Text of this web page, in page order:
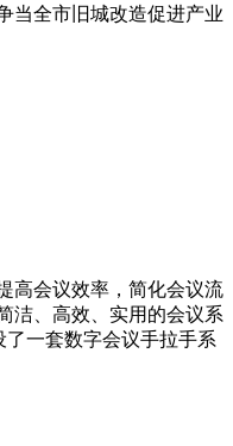
当全市旧城改造促进产业
高会议效率，简化会议流
洁、高效、实用的会议系
一套数字会议手拉手系